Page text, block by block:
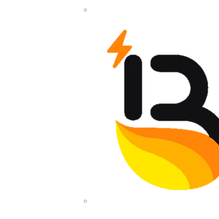
en puro desecho. Toneladas de
o de otro tipo, como el de la
convierte en un gasto añadido y en una